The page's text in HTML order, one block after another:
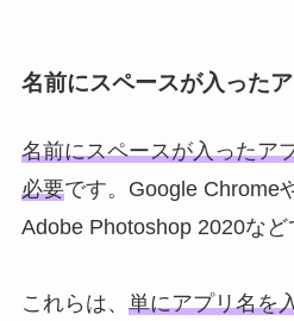
名前にスペースが入った
名前にスペースが入ったア
必要です。Google Chrome
Adobe Photoshop 2020など
これらは、 単にアプリ名を